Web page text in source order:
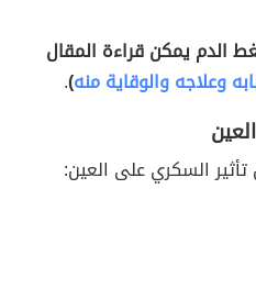
الدم يمكن قراءة المقال
وعلاجه والوقاية منه)
.
السكري على العين: